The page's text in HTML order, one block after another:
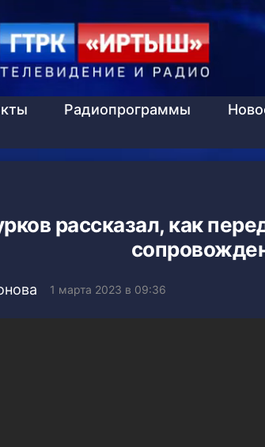
Радиопрограммы
рассказал, как
1 марта 2023 в 09:36